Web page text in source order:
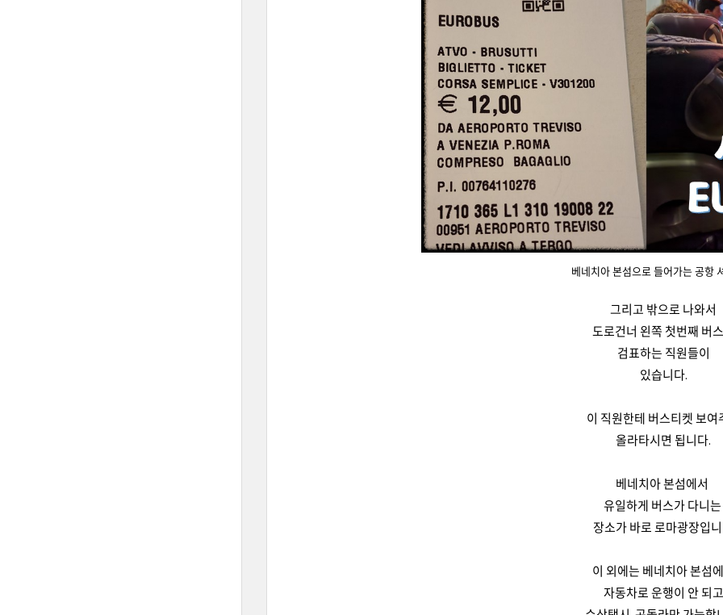
베네치아 본섬으로 들어가는 공항
그리고 밖으로 나와서
도로건너 왼쪽 첫번째 버
검표하는 직원들이
있습니다.
이 직원한테 버스티켓 보여
올라타시면 됩니다.
베네치아 본섬에서
유일하게 버스가 다니는
장소가 바로 로마광장입
이 외에는 베네치아 본섬
자동차로 운행이 안 되고